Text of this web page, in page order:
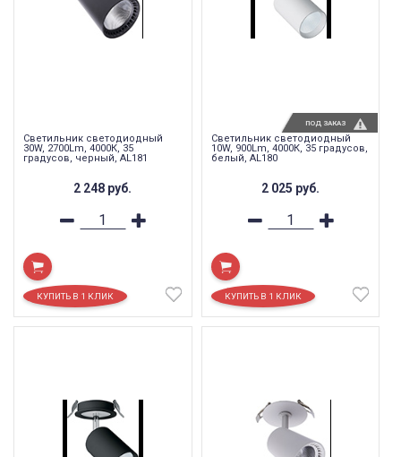
Светильник светодиодный
30W, 2700Lm, 4000К, 35
градусов, черный, AL181
2 248 руб.
Светильник светодиодный
10W, 900Lm, 4000К, 35 градусов,
белый, AL180
2 025 руб.
ПОД ЗАКАЗ